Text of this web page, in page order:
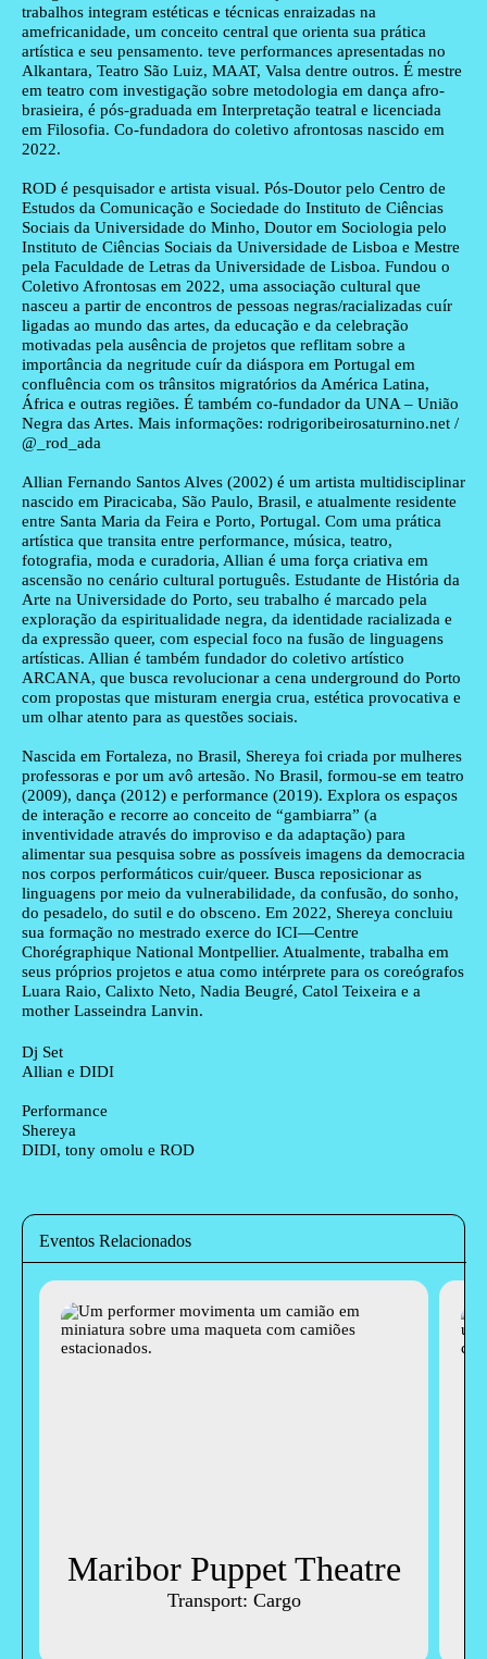
trabalhos integram estéticas e técnicas enraizadas na
amefricanidade, um conceito central que orienta sua prática
artística e seu pensamento. teve performances apresentadas no
Alkantara, Teatro São Luiz, MAAT, Valsa dentre outros. É mestre
em teatro com investigação sobre metodologia em dança afro-
brasieira, é pós-graduada em Interpretação teatral e licenciada
em Filosofia. Co-fundadora do coletivo afrontosas nascido em
2022.
ROD é pesquisador e artista visual. Pós-Doutor pelo Centro de
Estudos da Comunicação e Sociedade do Instituto de Ciências
Sociais da Universidade do Minho, Doutor em Sociologia pelo
Instituto de Ciências Sociais da Universidade de Lisboa e Mestre
pela Faculdade de Letras da Universidade de Lisboa. Fundou o
Coletivo Afrontosas em 2022, uma associação cultural que
nasceu a partir de encontros de pessoas negras/racializadas cuír
ligadas ao mundo das artes, da educação e da celebração
motivadas pela ausência de projetos que reflitam sobre a
importância da negritude cuír da diáspora em Portugal em
confluência com os trânsitos migratórios da América Latina,
África e outras regiões. É também co-fundador da UNA – União
Negra das Artes. Mais informações: rodrigoribeirosaturnino.net /
@_rod_ada
Allian Fernando Santos Alves (2002) é um artista multidisciplinar
nascido em Piracicaba, São Paulo, Brasil, e atualmente residente
entre Santa Maria da Feira e Porto, Portugal. Com uma prática
artística que transita entre performance, música, teatro,
fotografia, moda e curadoria, Allian é uma força criativa em
ascensão no cenário cultural português. Estudante de História da
Arte na Universidade do Porto, seu trabalho é marcado pela
exploração da espiritualidade negra, da identidade racializada e
da expressão queer, com especial foco na fusão de linguagens
artísticas. Allian é também fundador do coletivo artístico
ARCANA, que busca revolucionar a cena underground do Porto
com propostas que misturam energia crua, estética provocativa e
um olhar atento para as questões sociais.
Nascida em Fortaleza, no Brasil, Shereya foi criada por mulheres
professoras e por um avô artesão. No Brasil, formou-se em teatro
(2009), dança (2012) e performance (2019). Explora os espaços
de interação e recorre ao conceito de “gambiarra” (a
inventividade através do improviso e da adaptação) para
alimentar sua pesquisa sobre as possíveis imagens da democracia
nos corpos performáticos cuir/queer. Busca reposicionar as
linguagens por meio da vulnerabilidade, da confusão, do sonho,
do pesadelo, do sutil e do obsceno. Em 2022, Shereya concluiu
sua formação no mestrado exerce do ICI—Centre
Chorégraphique National Montpellier. Atualmente, trabalha em
seus próprios projetos e atua como intérprete para os coreógrafos
Luara Raio, Calixto Neto, Nadia Beugré, Catol Teixeira e a
mother Lasseindra Lanvin.
Dj Set
Allian e DIDI
Performance
Shereya
DIDI, tony omolu e ROD
Eventos Relacionados
Maribor Puppet Theatre
Transport: Cargo